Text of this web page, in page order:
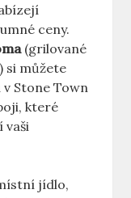
ceny.
(grilované
si můžete
Stone Town
které
vaši
jídlo,